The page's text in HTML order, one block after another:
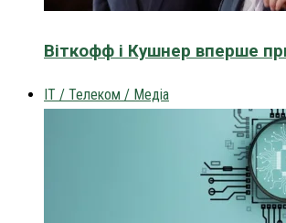
Віткофф і Кушнер вперше
IT / Телеком / Медіа